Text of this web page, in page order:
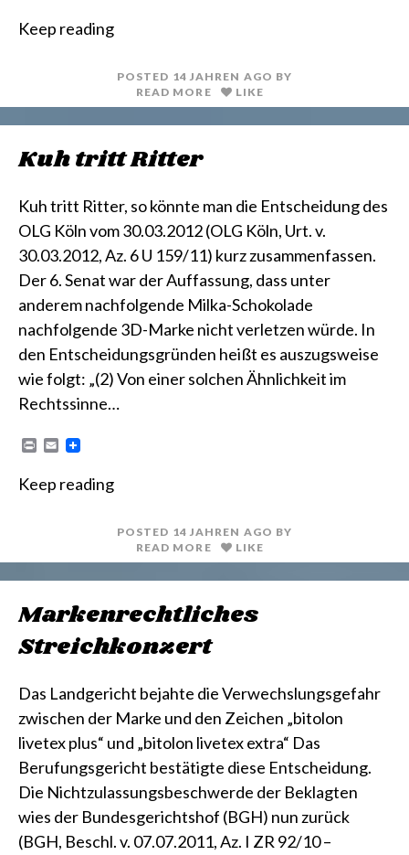
n
i
Keep reading
POSTED 14 JAHREN AGO BY
READ MORE
LIKE
Kuh tritt Ritter
Kuh tritt Ritter, so könnte man die Entscheidung des
OLG Köln vom 30.03.2012 (OLG Köln, Urt. v.
30.03.2012, Az. 6 U 159/11) kurz zusammenfassen.
Der 6. Senat war der Auffassung, dass unter
anderem nachfolgende Milka-Schokolade
nachfolgende 3D-Marke nicht verletzen würde. In
den Entscheidungsgründen heißt es auszugsweise
wie folgt: „(2) Von einer solchen Ähnlichkeit im
Rechtssinne…
n
E
i
Keep reading
POSTED 14 JAHREN AGO BY
READ MORE
LIKE
Markenrechtliches
Streichkonzert
Das Landgericht bejahte die Verwechslungsgefahr
zwischen der Marke und den Zeichen „bitolon
livetex plus“ und „bitolon livetex extra“ Das
Berufungsgericht bestätigte diese Entscheidung.
Die Nichtzulassungsbeschwerde der Beklagten
wies der Bundesgerichtshof (BGH) nun zurück
(BGH, Beschl. v. 07.07.2011, Az. I ZR 92/10 –